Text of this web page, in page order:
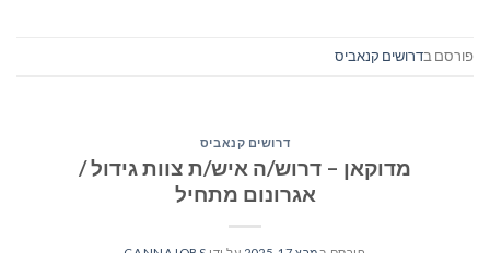
פורסם בדרושים קנאביס
דרושים קנאביס
מדוקאן – דרוש/ה איש/ת צוות גידול /
אגרונום מתחיל